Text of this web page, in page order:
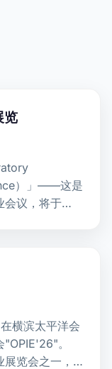
览
）」——这是
会议，将于
横滨太平洋会
。
览会之一，